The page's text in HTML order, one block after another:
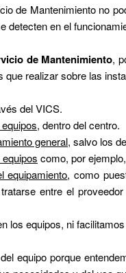
de Mantenimiento no
detecten en el
de Mantenimiento,
realizar sobre las
del VICS.
, dentro del centro.
general, salvo los
como, por
equipamiento, como
entre el
los equipos, ni
equipo porque